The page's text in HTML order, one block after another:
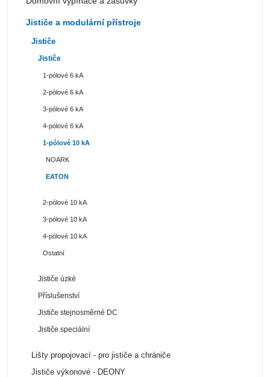
Jističe a modulární přístroje
Jističe
Jističe
1-pólové 6 kA
2-pólové 6 kA
3-pólové 6 kA
4-pólové 6 kA
1-pólové 10 kA
NOARK
EATON
2-pólové 10 kA
3-pólové 10 kA
4-pólové 10 kA
Ostatní
Jističe úzké
Příslušenství
Jističe stejnosměrné DC
Jističe speciální
Lišty propojovací - pro jističe a chrániče
Jističe výkonové - DEONY